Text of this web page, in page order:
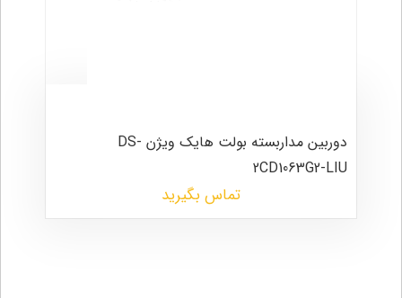
دوربین مداربسته بولت هایک ویژن DS-
2CD1063G2-LIU
تماس بگیرید